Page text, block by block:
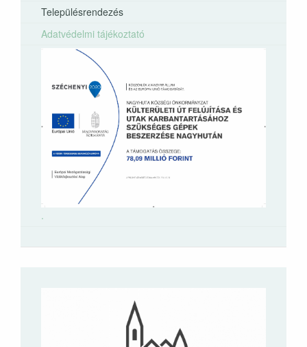
Településrendezés
Adatvédelmi tájékoztató
.